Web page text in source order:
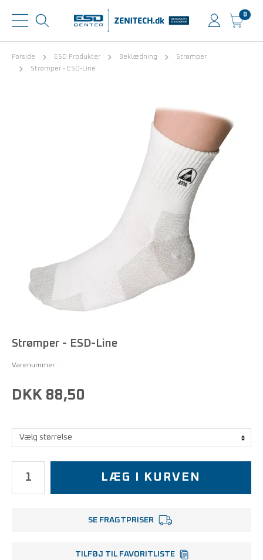
0
Forside ESD Produkter Beklædning
Strømper
Strømper - ESD-Line
Strømper - ESD-Line
Varenummer:
DKK 88,50
LÆG I KURVEN
SE FRAGTPRISER
TILFØJ TIL FAVORITLISTE